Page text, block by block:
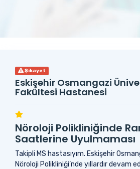
Şikayet
Eskişehir Osmangazi
Fakültesi Hastanesi
Nöroloji Polikliniğinde
Saatlerine Uyulmaması
Takipli MS hastasıyım. Eskişehir
Nöroloji Polikliniği’nde yıllardır devam